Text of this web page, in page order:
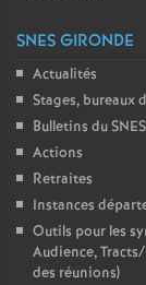
SNES GIRONDE
Actualités
Stages, bureaux
Bulletins du
Actions
Retraites
Instances
Outils pour les
Audience,
des réunions)